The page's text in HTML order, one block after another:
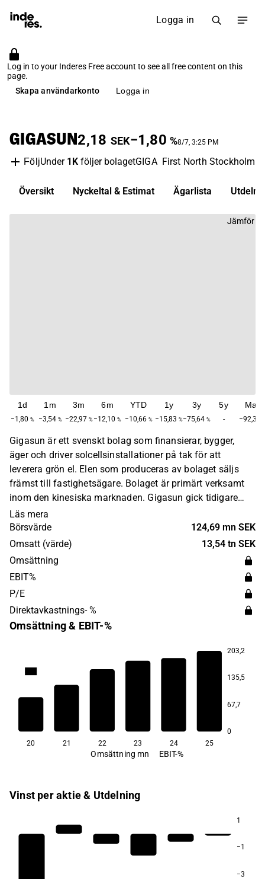
Logga in
Log in to your Inderes Free account to see all free content on this
page.
Skapa användarkonto
Logga in
GIGASUN2,18 SEK−1,80 %8/7, 3:25 PM
FöljUnder 1K följer bolagetGIGA First North Stockholm
Översikt Nyckeltal & Estimat Ägarlista
Jämför
1d
−1,80 %
1m
−3,54 %
3m
−22,97 %
6m
−12,10 %
YTD
−10,66 %
1y
−15,83 %
3y
−75,64 %
5y
-
Max
−92,35
Gigasun är ett svenskt bolag som finansierar, bygger,
äger och driver solcellsinstallationer på tak för att
leverera grön el. Elen som produceras av bolaget säljs
främst till fastighetsägare. Bolaget är primärt verksamt
inom den kinesiska marknaden. Gigasun gick tidigare
under namnet Advanced SolTech Sweden. Bolaget
grundades 2014 och har sitt huvudkontor i Stockholm.
Läs mera
Börsvärde
124,69 mn SEK
Omsatt (värde)
13,54 tn SEK
Omsättning
EBIT%
P/E
Direktavkastnings- %
Omsättning & EBIT-%
203,2
135,5
67,7
0
20 21 22 23 24 25
Omsättning mn EBIT-%
Vinst per aktie & Utdelning
1
−1
−3